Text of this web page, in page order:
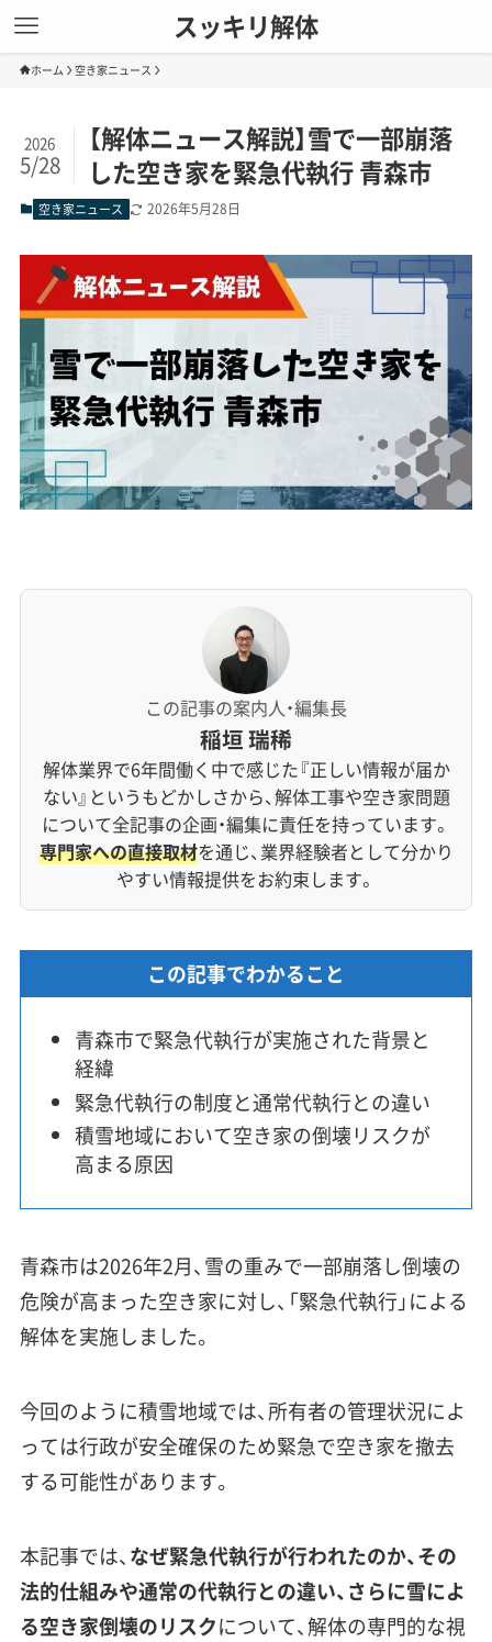
スッキリ解体
ホーム 空き家ニュース
【解体ニュース解説】雪で一部崩落
した空き家を緊急代執行 青森市
2026
5/28
空き家ニュース 2026年5月28日
この記事の案内人・編集長
稲垣 瑞稀
解体業界で6年間働く中で感じた『正しい情報が届か
ない』というもどかしさから、解体工事や空き家問題
について全記事の企画・編集に責任を持っています。
専門家への直接取材を通じ、業界経験者として分かり
やすい情報提供をお約束します。
この記事でわかること
青森市で緊急代執行が実施された背景と
経緯
緊急代執行の制度と通常代執行との違い
積雪地域において空き家の倒壊リスクが
高まる原因
青森市は2026年2月、雪の重みで一部崩落し倒壊の
危険が高まった空き家に対し、「緊急代執行」による
解体を実施しました。
今回のように積雪地域では、所有者の管理状況によ
っては行政が安全確保のため緊急で空き家を撤去
する可能性があります。
本記事では、なぜ緊急代執行が行われたのか、その
法的仕組みや通常の代執行との違い、さらに雪によ
る空き家倒壊のリスクについて、解体の専門的な視